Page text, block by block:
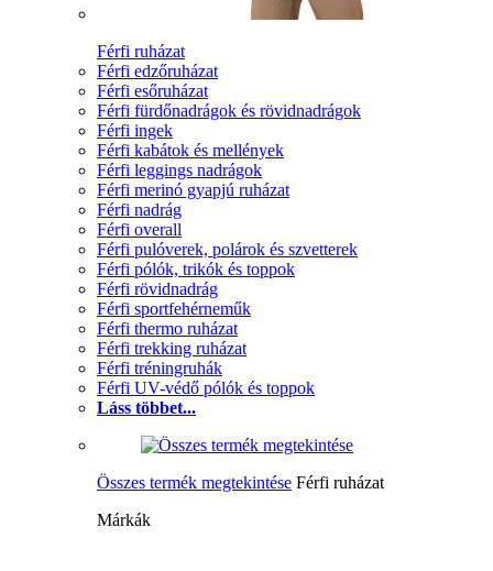
Férfi ruházat
Férfi edzőruházat
Férfi esőruházat
Férfi fürdőnadrágok és rövidnadrágok
Férfi ingek
Férfi kabátok és mellények
Férfi leggings nadrágok
Férfi merinó gyapjú ruházat
Férfi nadrág
Férfi overall
Férfi pulóverek, polárok és szvetterek
Férfi pólók, trikók és toppok
Férfi rövidnadrág
Férfi sportfehérneműk
Férfi thermo ruházat
Férfi trekking ruházat
Férfi tréningruhák
Férfi UV-védő pólók és toppok
Láss többet...
Összes termék megtekintése Férfi ruházat
Márkák